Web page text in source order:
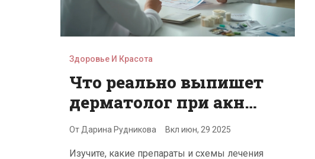
Здоровье И Красота
Что реально выпишет
дерматолог при акне:
лекарственные
От Дарина Рудникова Вкл июн, 29 2025
Изучите, какие препараты и схемы лечения